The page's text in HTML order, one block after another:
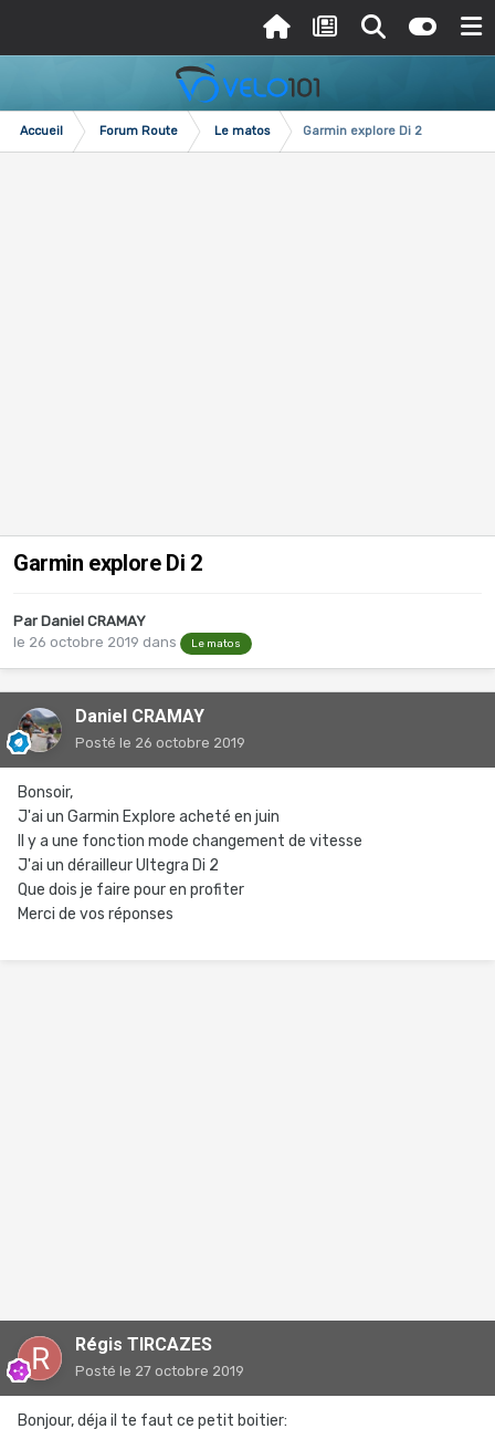
Accueil Forum Route Le matos Garmin explore Di 2
Garmin explore Di 2
Par Daniel CRAMAY
le 26 octobre 2019 dans Le matos
Daniel CRAMAY
Posté le 26 octobre 2019
Bonsoir,
J'ai un Garmin Explore acheté en juin
Il y a une fonction mode changement de vitesse
J'ai un dérailleur Ultegra Di 2
Que dois je faire pour en profiter
Merci de vos réponses
Régis TIRCAZES
Posté le 27 octobre 2019
Bonjour, déja il te faut ce petit boitier: